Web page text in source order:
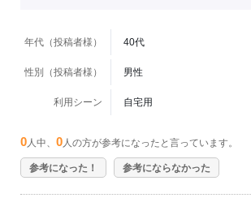
年代（投稿者様） 40代
性別（投稿者様） 男性
利用シーン 自宅用
0 人中、 0 人の方が参考になったと言っています。
参考になった！ 参考にならなかった